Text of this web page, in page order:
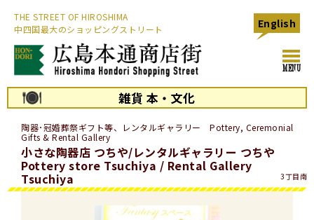
MENU
THE STREET OF HIROSHIMA
中四国最大のショッピングストリート
English
雑貨 本・文化
陶器･冠婚葬祭ギフト等、レンタルギャラリー Pottery, Ceremonial
Gifts & Rental Gallery
小さな陶器店 つちや/レンタルギャラリー つちや
Pottery store Tsuchiya / Rental Gallery
Tsuchiya 3丁目南